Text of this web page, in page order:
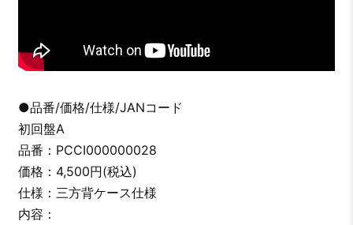
●品番/価格/仕様/JANコード
初回盤A
品番：PCCI000000028
価格：4,500円(税込)
仕様：三方背ケース仕様
内容：